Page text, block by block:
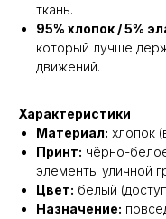
ткань.
95% хлопок / 5%
который лучше
движений.
Характеристики
Материал: хлопок
Принт: чёрно-
элементы уличной
Цвет: белый
Назначение: